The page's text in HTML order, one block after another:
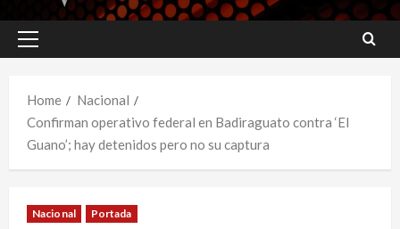
Primary
Home
Nacional
Confirman operativo federal en Badiraguato contra ‘El
Guano’; hay detenidos pero no su captura
Nacional Portada